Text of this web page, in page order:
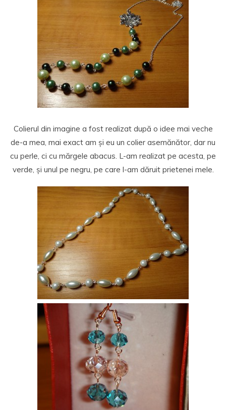
Colierul din imagine a fost realizat după o idee mai veche
de-a mea, mai exact am și eu un colier asemănător, dar nu
cu perle, ci cu mărgele abacus. L-am realizat pe acesta, pe
verde, și unul pe negru, pe care l-am dăruit prietenei mele.